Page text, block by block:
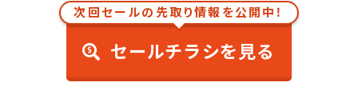
次回セールの先取り情報を公開中！
セールチラシを見る